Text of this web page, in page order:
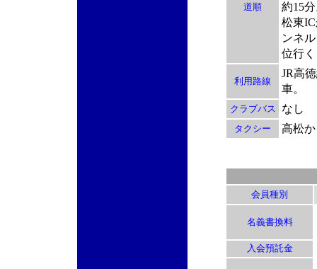
道順
約15
松東I
ンネ
位行
利用路線
JR高
車。
クラブバス なし
タクシー 高松
会員種別
名義書換料
入会預託金